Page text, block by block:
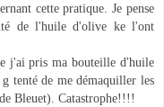
cette pratique. Je pense
de l'huile d'olive ke l'ont
j'ai pris ma bouteille d'huile
tenté de me démaquiller les
Bleuet). Catastrophe!!!!